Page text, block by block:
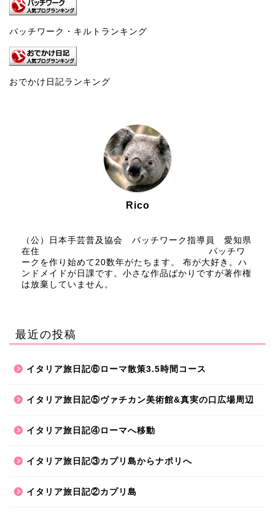
パッチワーク・キルトランキング
おでかけ日記ランキング
Rico
（公）日本手芸普及協会 パッチワーク指導員 愛知県
在住 パッチワ
ークを作り始めて20数年がたちます。 布が大好き。ハ
ンドメイドが日課です。小さな作品ばかりですが著作権
は放棄していません。
最近の投稿
イタリア旅日記⑥ローマ散策3.5時間コース
イタリア旅日記⑤ヴァチカン美術館&真実の口広場周辺
イタリア旅日記④ローマへ移動
イタリア旅日記③カプリ島からナポリへ
イタリア旅日記②カプリ島